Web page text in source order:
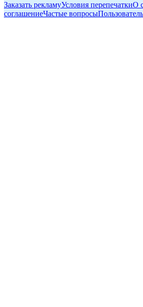
Заказать рекламуУсловия перепечаткиО
соглашениеЧастые вопросы